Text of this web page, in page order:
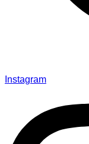
Instagram